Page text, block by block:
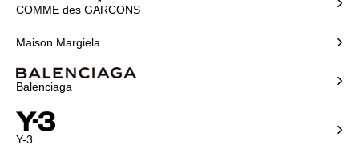
COMME des GARCONS
Maison Margiela
Balenciaga
Y-3